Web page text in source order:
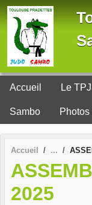
Accueil Le
Sambo
Accueil
2025
Panneau de gestion